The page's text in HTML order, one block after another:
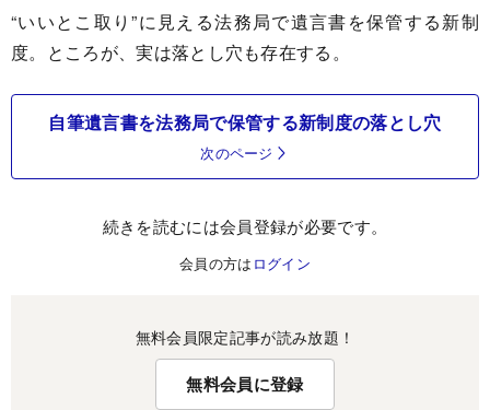
“いいとこ取り”に見える法務局で遺言書を保管する新制
度。ところが、実は落とし穴も存在する。
自筆遺言書を法務局で保管する新制度の落とし穴
次のページ
続きを読むには会員登録が必要です。
会員の方は ログイン
無料会員限定記事が読み放題！
無料会員に登録